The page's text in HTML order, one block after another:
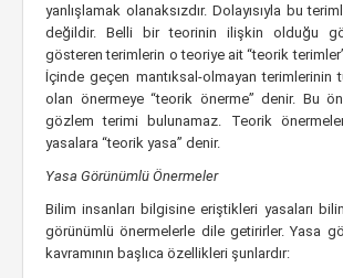
yanlışlamak olanaksızdır. Dolayısıyla bu
değildir. Belli bir teorinin ilişkin olduğu
gösteren terimlerin o teoriye ait “teorik
İçinde geçen mantıksal-olmayan terimlerinin
olan önermeye “teorik önerme” denir. Bu
gözlem terimi bulunamaz. Teorik
yasalara “teorik yasa” denir.
Yasa Görünümlü Önermeler
Bilim insanları bilgisine eriştikleri yasaları
görünümlü önermelerle dile getirirler. Yasa
kavramının başlıca özellikleri şunlardır: